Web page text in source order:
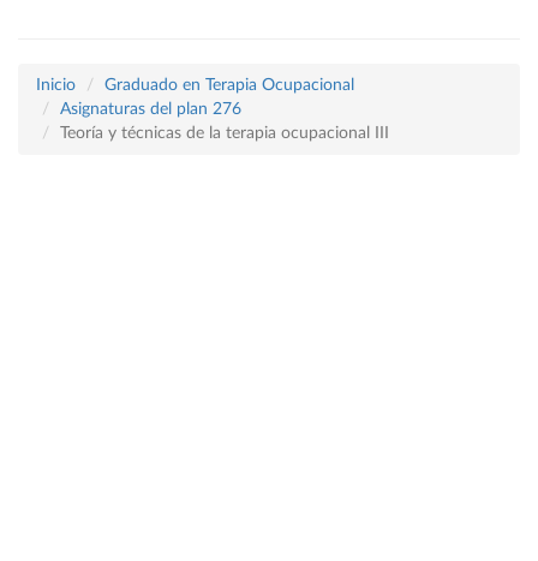
Inicio
Graduado en Terapia Ocupacional
Asignaturas del plan 276
Teoría y técnicas de la terapia ocupacional III